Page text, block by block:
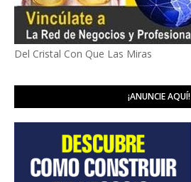
Del Cristal Con Que Las Miras
¡ANUNCIE AQUÍ!